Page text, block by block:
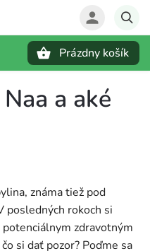
Prázdny košík
a aké
známa tiež pod
posledných rokoch si
zdravotným
si dať pozor? Poďme sa